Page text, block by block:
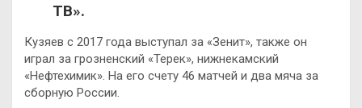
ТВ».
Кузяев с 2017 года выступал за «Зенит», также он
играл за грозненский «Терек», нижнекамский
«Нефтехимик». На его счету 46 матчей и два мяча за
сборную России.